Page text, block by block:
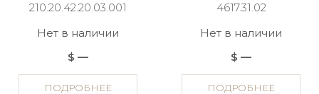
210.20.42.20.03.001
Нет в наличии
$ —
ПОДРОБНЕЕ
4617.31.02
Нет в наличии
$ —
ПОДРОБНЕЕ